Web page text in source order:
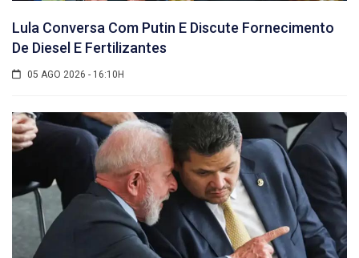
Lula Conversa Com Putin E Discute Fornecimento
De Diesel E Fertilizantes
05 AGO 2026 - 16:10H